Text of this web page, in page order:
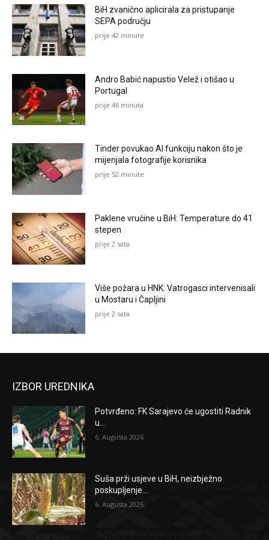
BiH zvanično aplicirala za pristupanje
SEPA području
prije 42 minute
Andro Babić napustio Velež i otišao u
Portugal
prije 46 minuta
Tinder povukao AI funkciju nakon što je
mijenjala fotografije korisnika
prije 52 minute
Paklene vrućine u BiH: Temperature do 41
stepen
prije 2 sata
Više požara u HNK: Vatrogasci intervenisali
u Mostaru i Čapljini
prije 2 sata
IZBOR UREDNIKA
Potvrđeno: FK Sarajevo će ugostiti Radnik
u...
6. Augusta 2026.
Suša prži usjeve u BiH, neizbježno
poskupljenje...
6. Augusta 2026.